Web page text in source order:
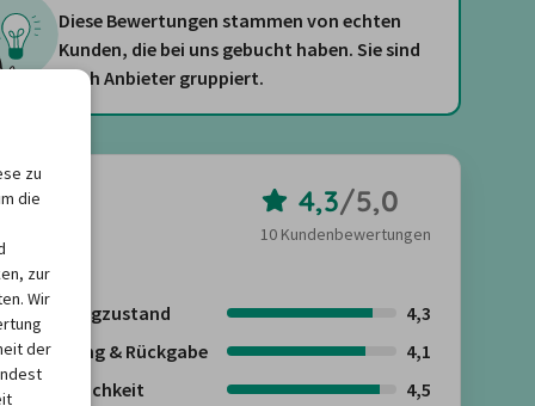
Diese Bewertungen stammen von echten
Kunden, die bei uns gebucht haben. Sie sind
nach Anbieter gruppiert.
RAS 4,3/5,0
10 Kundenbewertungen
Fahrzeugzustand
4,3
Abholung & Rückgabe
4,1
Freundlichkeit
4,5
zu
die
zur
Wir
der